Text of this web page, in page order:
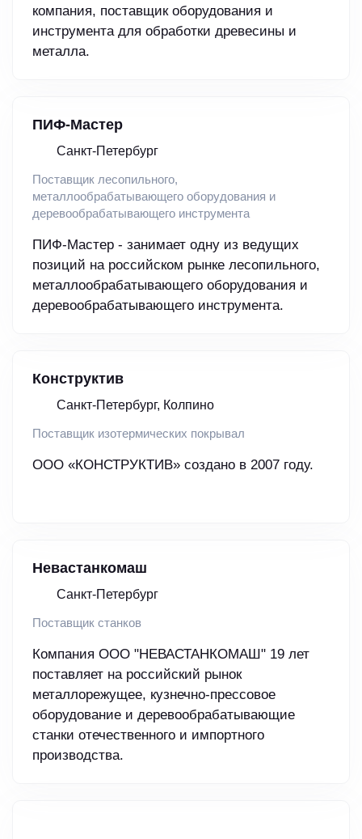
компания, поставщик оборудования и
инструмента для обработки древесины и
металла.
ПИФ-Мастер
Санкт-Петербург
Поставщик лесопильного,
металлообрабатывающего оборудования и
деревообрабатывающего инструмента
ПИФ-Мастер - занимает одну из ведущих
позиций на российском рынке лесопильного,
металлообрабатывающего оборудования и
деревообрабатывающего инструмента.
Конструктив
Санкт-Петербург, Колпино
Поставщик изотермических покрывал
ООО «КОНСТРУКТИВ» создано в 2007 году.
Невастанкомаш
Санкт-Петербург
Поставщик станков
Компания ООО "НЕВАСТАНКОМАШ" 19 лет
поставляет на российский рынок
металлорежущее, кузнечно-прессовое
оборудование и деревообрабатывающие
станки отечественного и импортного
производства.